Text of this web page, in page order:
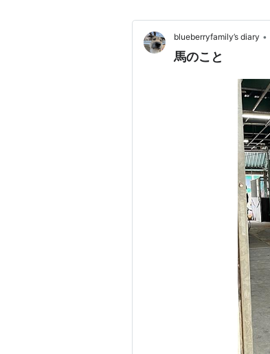
blueberryfamily’s diary •
馬のこと